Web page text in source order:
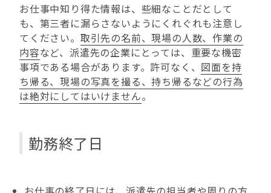
お仕事中知り得た情報は、些細なことだとして
も、第三者に漏らさないようにくれぐれも注意し
てください。 取引先の名前、現場の人数、作業の
内容など、派遣先の企業にとっては、重要な機密
事項である場合があります。許可なく、 図面を持
ち帰る、現場の写真を撮る、持ち帰るなどの行為
は絶対にしてはいけません。
勤務終了日